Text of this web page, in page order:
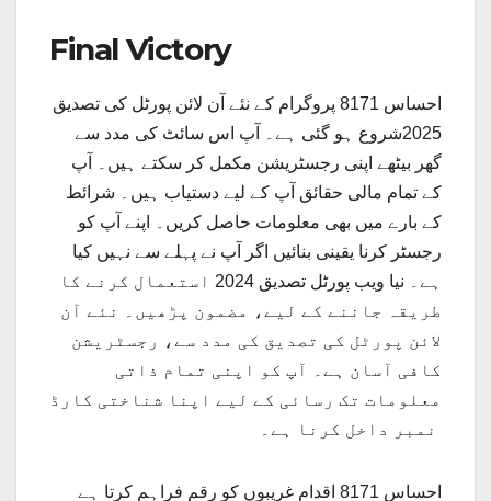
Final Victory
احساس 8171 پروگرام کے نئے آن لائن پورٹل کی تصدیق
2025شروع ہو گئی ہے۔ آپ اس سائٹ کی مدد سے
گھر بیٹھے اپنی رجسٹریشن مکمل کر سکتے ہیں۔ آپ
کے تمام مالی حقائق آپ کے لیے دستیاب ہیں۔ شرائط
کے بارے میں بھی معلومات حاصل کریں۔ اپنے آپ کو
رجسٹر کرنا یقینی بنائیں اگر آپ نے پہلے سے نہیں کیا
ہے۔ نیا ویب پورٹل تصدیق 2024 استعمال کرنے کا
طریقہ جاننے کے لیے، مضمون پڑھیں۔ نئے آن
لائن پورٹل کی تصدیق کی مدد سے، رجسٹریشن
کافی آسان ہے۔ آپ کو اپنی تمام ذاتی
معلومات تک رسائی کے لیے اپنا شناختی کارڈ
احساس 8171 اقدام غریبوں کو رقم فراہم کرتا ہے